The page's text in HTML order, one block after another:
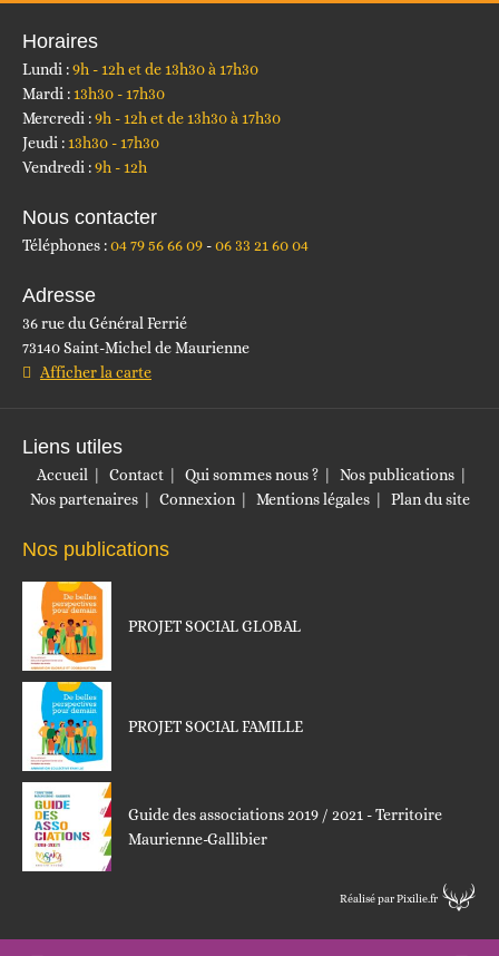
Horaires
Lundi :9h - 12h et de 13h30 à 17h30
Mardi : 13h30 - 17h30
Mercredi :9h - 12h et de 13h30 à 17h30
Jeudi : 13h30 - 17h30
Vendredi :9h - 12h
Nous contacter
Téléphones :04 79 56 66 09 06 33 21 60 04
Adresse
36 rue du Général Ferrié
73140 Saint-Michel de Maurienne
Afficher la carte
Liens utiles
Accueil Contact Qui sommes nous ?
Nos publications
Nos partenaires
Connexion Mentions légales Plan du site
Nos publications
PROJET SOCIAL GLOBAL
PROJET SOCIAL FAMILLE
Guide des associations 2019 / 2021 - Territoire
Maurienne-Gallibier
Réalisé par Pixilie.fr